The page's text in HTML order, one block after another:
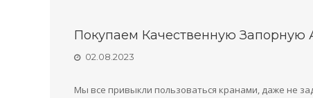
Покупаем Качественную Запорную
02.08.2023
Мы все привыкли пользоваться кранами, даже не